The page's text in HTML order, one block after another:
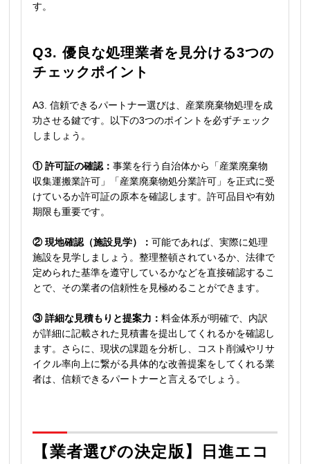
す。
Q3. 優良な処理業者を見分ける3つの
チェックポイント
A3. 信頼できるパートナー選びは、産業廃棄物処理を成
功させる鍵です。以下の3つのポイントを必ずチェック
しましょう。
① 許可証の確認：事業を行う自治体から「産業廃棄物
収集運搬業許可」「産業廃棄物処分業許可」を正式に受
けているか許可証の原本を確認します。許可品目や有効
期限も重要です。
② 現地確認（施設見学）：可能であれば、実際に処理
施設を見学しましょう。整理整頓されているか、法律で
定められた基準を遵守しているかなどを直接確認するこ
とで、その業者の信頼性を見極めることができます。
③ 詳細な見積もりと提案力：料金体系が明確で、内訳
が詳細に記載された見積書を提出してくれるかを確認し
ます。さらに、現状の課題を分析し、コスト削減やリサ
イクル率向上に繋がる具体的な改善提案をしてくれる業
者は、信頼できるパートナーと言えるでしょう。
【業者選びの決定版】日進エコ